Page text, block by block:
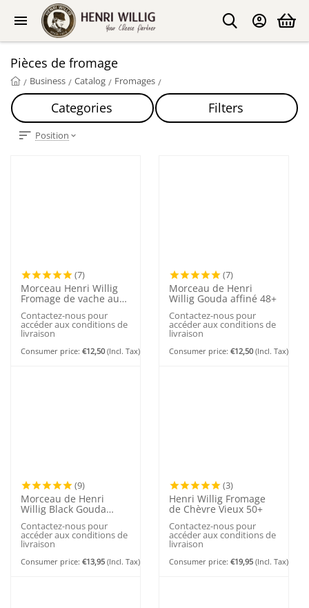
Pièces de fromage
/ Business / Catalog / Fromages /
Categories Filters
Position
(7)
Morceau Henri Willig
Fromage de vache au
cumin 48+
Contactez-nous pour
accéder aux conditions de
livraison
Consumer price:€12,50(Incl. Tax)
(7)
Morceau de Henri
Willig Gouda affiné 48+
Contactez-nous pour
accéder aux conditions de
livraison
Consumer price:€12,50(Incl. Tax)
(9)
Morceau de Henri
Willig Black Gouda
Vieux 48+
Contactez-nous pour
accéder aux conditions de
livraison
Consumer price:€13,95 (Incl. Tax)
(3)
Henri Willig Fromage
de Chèvre Vieux 50+
Contactez-nous pour
accéder aux conditions de
livraison
Consumer price:€19,95 (Incl. Tax)